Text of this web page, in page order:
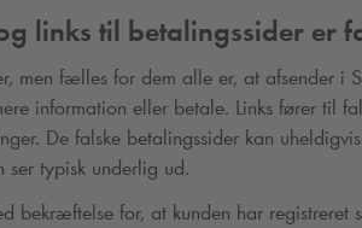
links til betalingssider er
men fælles for dem alle er, at afsender i
information eller betale. Links fører til
De falske betalingssider kan
ser typisk underlig ud.
bekræftelse for, at kunden har registreret